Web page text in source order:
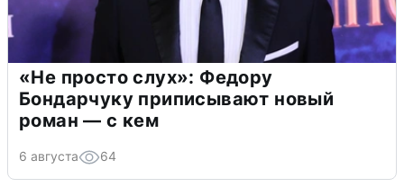
«Не просто слух»: Федору
Бондарчуку приписывают новый
роман — с кем
6 августа 64